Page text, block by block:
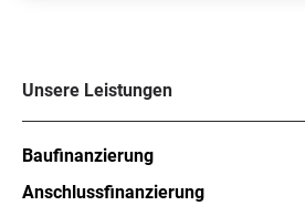
Unsere Leistungen
Baufinanzierung
Anschlussfinanzierung